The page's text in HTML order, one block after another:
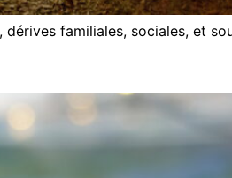
familiales, sociales, et